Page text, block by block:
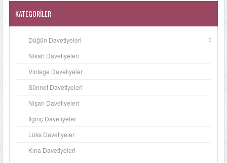
KATEGORILER
Düğün Davetiyeleri
Nikah Davetiyeleri
Vintage Davetiyeler
Sünnet Davetiyeleri
Nişan Davetiyeleri
İlginç Davetiyeler
Lüks Davetiyeler
Kına Davetiyeleri